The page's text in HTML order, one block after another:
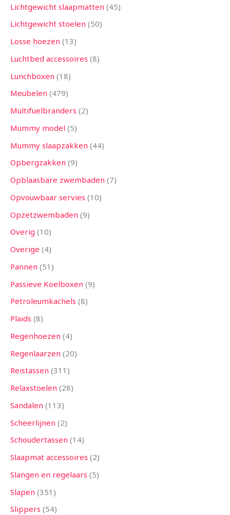
Lichtgewicht slaapmatten 45
Lichtgewicht stoelen 50
Losse hoezen 13
Luchtbed accessoires 8
Lunchboxen 18
Meubelen 479
Multifuelbranders 2
Mummy model 5
Mummy slaapzakken 44
Opbergzakken 9
Opblaasbare zwembaden 7
Opvouwbaar servies 10
Opzetzwembaden 9
Overig 10
Overige 4
Pannen 51
Passieve Koelboxen 9
Petroleumkachels 8
Plaids 8
Regenhoezen 4
Regenlaarzen 20
Reistassen 311
Relaxstoelen 28
Sandalen 113
Scheerlijnen 2
Schoudertassen 14
Slaapmat accessoires 2
Slangen en regelaars 5
Slapen 351
Slippers 54